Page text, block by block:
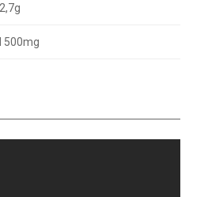
500mg